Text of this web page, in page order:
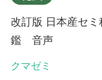
クロイワニイニイ奄美大島産
昆虫 2018/07/06
鑑 音声